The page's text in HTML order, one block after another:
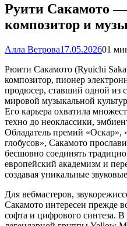
Руити Сакамото
композитор и
Алла Ветрова17.05.202601
Рюити Сакамото (Ryuichi
композитор, пионер
продюсер, ставший одной из
мировой музыкальной
Его карьера охватила
техно до неоклассики,
Обладатель премий «Оскар»,
глобусов», Сакамото
бесшовно соединять
европейский академизм и
создавая уникальные
Для вебмастеров,
Сакамото интересен прежде
софта и цифрового синтеза. В